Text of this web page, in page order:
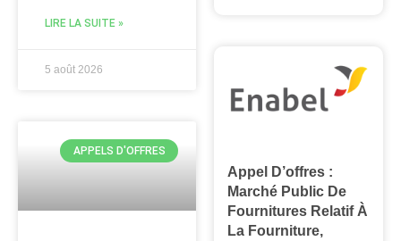
LIRE LA SUITE »
5 août 2026
APPELS D'OFFRES
Appel D’offres :
Marché Public De
Fournitures Relatif À
La Fourniture,